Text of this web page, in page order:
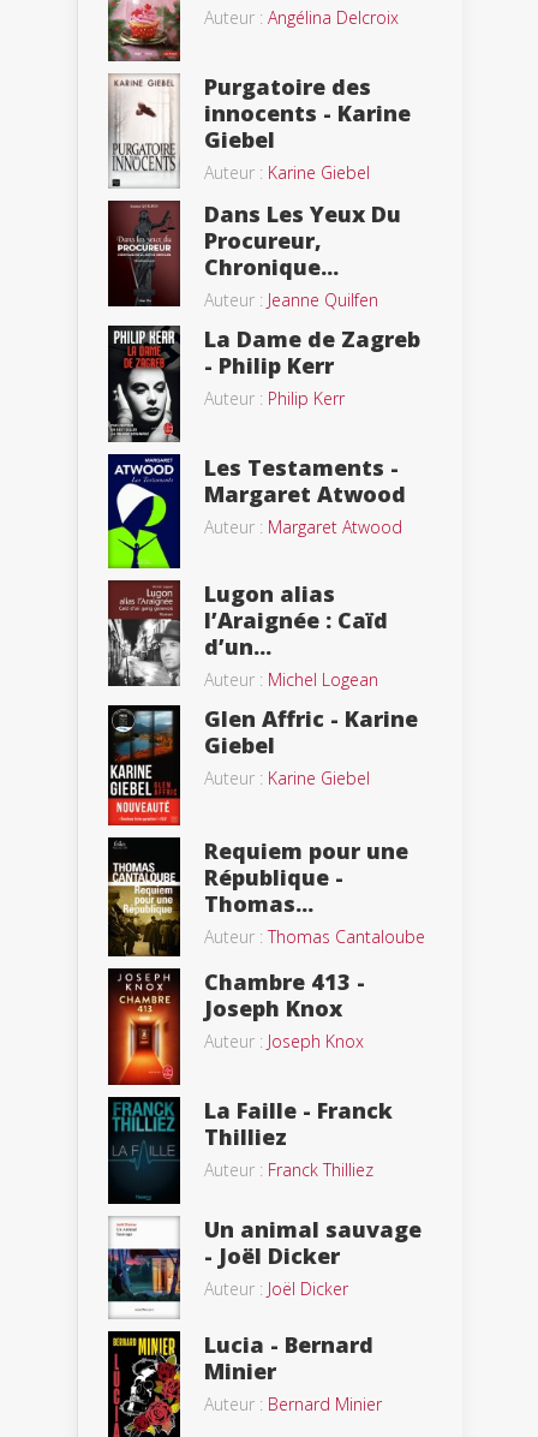
Auteur : Angélina Delcroix
Purgatoire des
innocents - Karine
Giebel
Auteur : Karine Giebel
Dans Les Yeux Du
Procureur,
Chronique...
Auteur : Jeanne Quilfen
La Dame de Zagreb
- Philip Kerr
Auteur : Philip Kerr
Les Testaments -
Margaret Atwood
Auteur : Margaret Atwood
Lugon alias
l’Araignée : Caïd
d’un...
Auteur : Michel Logean
Glen Affric - Karine
Giebel
Auteur : Karine Giebel
Requiem pour une
République -
Thomas...
Auteur :Thomas Cantaloube
Chambre 413 -
Joseph Knox
Auteur : Joseph Knox
La Faille - Franck
Thilliez
Auteur : Franck Thilliez
Un animal sauvage
- Joël Dicker
Auteur : Joël Dicker
Lucia - Bernard
Minier
Auteur : Bernard Minier